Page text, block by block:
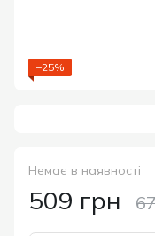
−25%
Немає в наявності
509 грн